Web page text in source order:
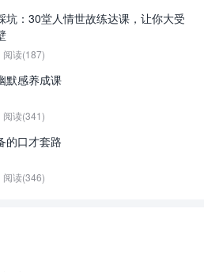
坑：30堂人情世故练达课，让你大受
阅读(187)
默感养成课
阅读(341)
的口才套路
阅读(346)